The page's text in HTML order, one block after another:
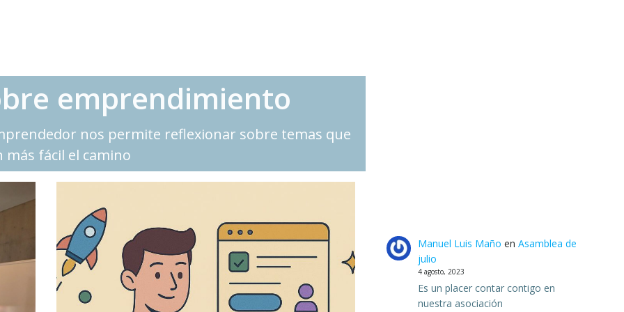
emprendimiento
nos permite reflexionar sobre temas que
más fácil el camino
Manuel Luis Maño en Asamblea de
julio
4 agosto, 2023
Es un placer contar contigo en
nuestra asociación